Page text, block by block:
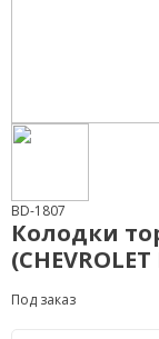
BD-1807
Колодки
Под заказ